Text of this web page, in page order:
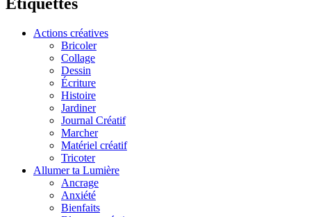
Etiquettes
Actions créatives
Bricoler
Collage
Dessin
Écriture
Histoire
Jardiner
Journal Créatif
Marcher
Matériel créatif
Tricoter
Allumer ta Lumière
Ancrage
Anxiété
Bienfaits